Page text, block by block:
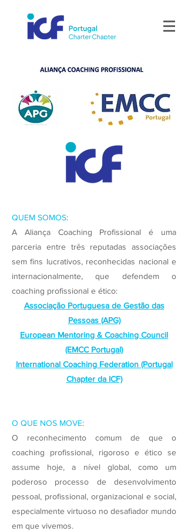
QUEM SOMOS:
A Aliança Coaching Profissional é uma
parceria entre três reputadas associações
sem fins lucrativos, reconhecidas nacional e
internacionalmente, que defendem o
coaching profissional e ético:
Associação Portuguesa de Gestão das
Pessoas (APG)
European Mentoring & Coaching Council
(EMCC Portugal)
International Coaching Federation (Portugal
Chapter da ICF)
O QUE NOS MOVE:
O reconhecimento comum de que o
coaching profissional, rigoroso e ético se
assume hoje, a nível global, como um
poderoso processo de desenvolvimento
pessoal, profissional, organizacional e social,
especialmente virtuoso no desafiador mundo
em que vivemos.